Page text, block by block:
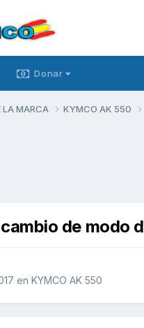
Donar
LA MARCA KYMCO AK 550
de modo
en KYMCO AK 550